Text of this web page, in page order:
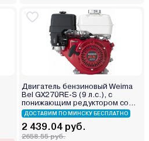
Двигатель бензиновый Weima
Bel GX270RE-S (9 л.с.), с
понижающим редуктором со
сцеплением и
электростартером
ДОСТАВИМ ПО МИНСКУ БЕСПЛАТНО
2 439.04 руб.
2658.55 руб.